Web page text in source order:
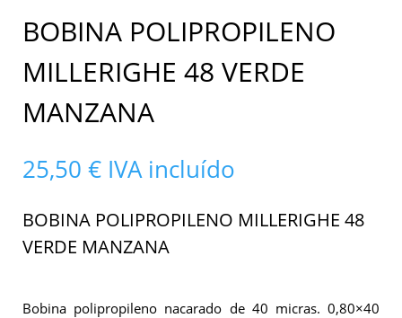
BOBINA POLIPROPILENO
MILLERIGHE 48 VERDE
MANZANA
25,50 € IVA incluído
BOBINA POLIPROPILENO MILLERIGHE 48
VERDE MANZANA
Bobina polipropileno nacarado de 40 micras. 0,80×40